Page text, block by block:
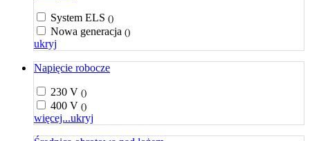
System ELS ()
Nowa generacja ()
ukryj
Napięcie robocze
230 V ()
400 V ()
więcej...ukryj